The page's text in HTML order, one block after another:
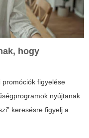
hogy
figyelése
nyújtanak
keresésre figyelj a